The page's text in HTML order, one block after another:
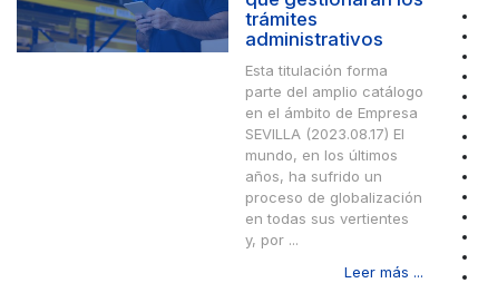
trámites
administrativos
Esta titulación forma
parte del amplio catálogo
en el ámbito de Empresa
SEVILLA (2023.08.17) El
mundo, en los últimos
años, ha sufrido un
proceso de globalización
en todas sus vertientes
y, por ...
Leer más ...